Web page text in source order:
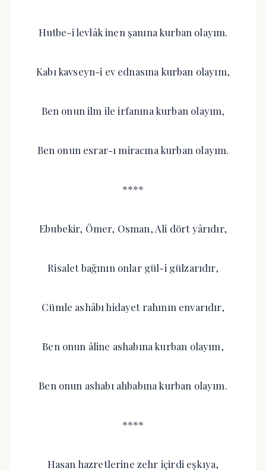
Hutbe-i levlâk inen şanına kurban olayım.
Kabı kavseyn-i ev ednasına kurban olayım,
Ben onun ilm ile irfanına kurban olayım,
Ben onun esrar-ı miracına kurban olayım.
****
Ebubekir, Ömer, Osman, Ali dört yârıdır,
Risalet bağının onlar gül-i gülzarıdır,
Cümle ashâbı hidayet rahının envarıdır,
Ben onun âline ashabına kurban olayım,
Ben onun ashabı ahbabına kurban olayım.
****
Hasan hazretlerine zehr içirdi eşkıya,